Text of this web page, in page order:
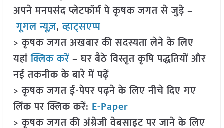
अपने मनपसंद प्लेटफॉर्म पे कृषक जगत से जुड़े –
गूगल न्यूज़,व्हाट्सएप्प
> कृषक जगत अखबार की सदस्यता लेने के लिए
यहांक्लिक करें– घर बैठे विस्तृत कृषि पद्धतियों और
नई तकनीक के बारे में पढ़ें
> कृषक जगत ई-पेपर पढ़ने के लिए नीचे दिए गए
लिंक पर क्लिक करें: E-Paper
> कृषक जगत की अंग्रेजी वेबसाइट पर जाने के लिए